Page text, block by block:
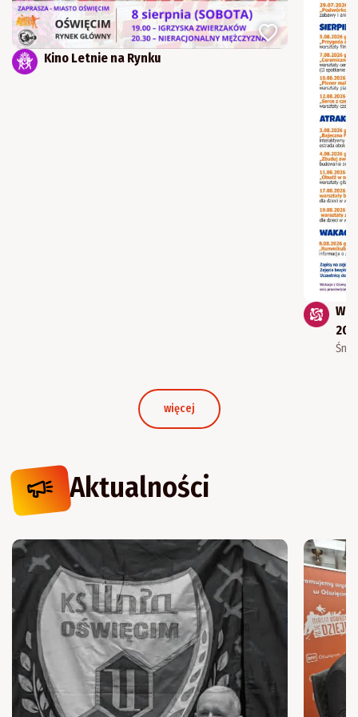
Kino Letnie na Rynku
więcej
Aktualności